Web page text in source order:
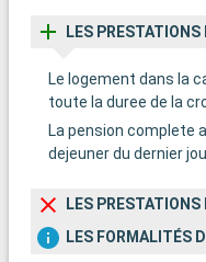
LES
Le logement dans la
toute la duree de la
La pension complete
dejeuner du dernier
LES
LES FORMALITÉS